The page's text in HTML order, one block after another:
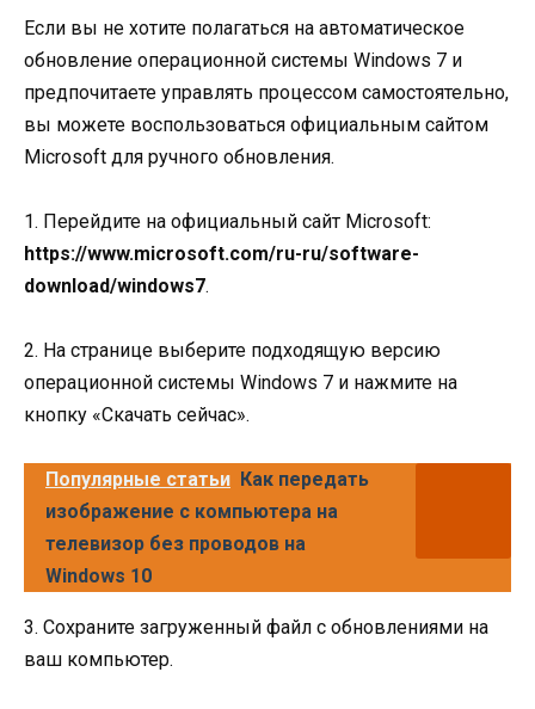
Если вы не хотите полагаться на автоматическое
обновление операционной системы Windows 7 и
предпочитаете управлять процессом самостоятельно,
вы можете воспользоваться официальным сайтом
Microsoft для ручного обновления.
1. Перейдите на официальный сайт Microsoft:
https://www.microsoft.com/ru-ru/software-
download/windows7.
2. На странице выберите подходящую версию
операционной системы Windows 7 и нажмите на
кнопку «Скачать сейчас».
Популярные статьи Как передать
изображение с компьютера на
телевизор без проводов на
Windows 10
3. Сохраните загруженный файл с обновлениями на
ваш компьютер.